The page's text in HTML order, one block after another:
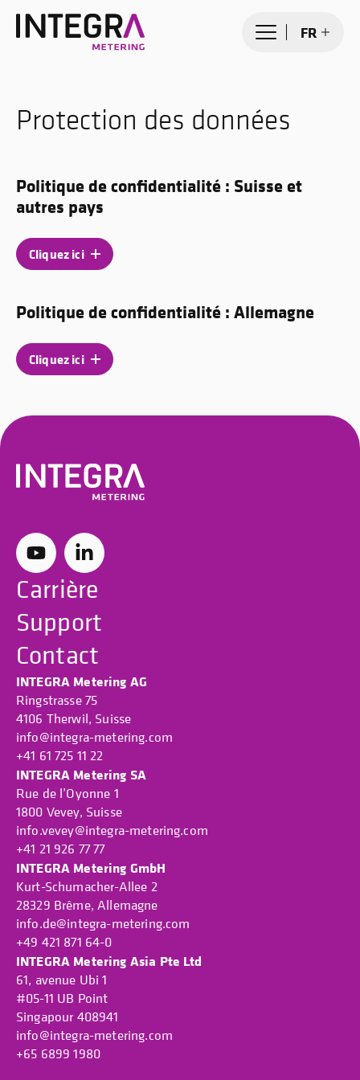
FR
Protection des données
Politique de confidentialité : Suisse et
autres pays
Cliquez ici
Politique de confidentialité : Allemagne
Cliquez ici
Carrière
Support
Contact
INTEGRA Metering AG
Ringstrasse 75
4106 Therwil, Suisse
info@integra-metering.com
+41 61 725 11 22
INTEGRA Metering SA
Rue de l’Oyonne 1
1800 Vevey, Suisse
info.vevey@integra-metering.com
+41 21 926 77 77
INTEGRA Metering GmbH
Kurt-Schumacher-Allee 2
28329 Brême, Allemagne
info.de@integra-metering.com
+49 421 871 64-0
INTEGRA Metering Asia Pte Ltd
61, avenue Ubi 1
#05-11 UB Point
Singapour 408941
info@integra-metering.com
+65 6899 1980